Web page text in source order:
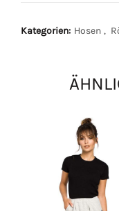
Kategorien: Hosen ,